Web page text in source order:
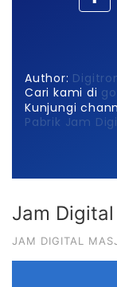
Author:
Cari kami di
Kunjungi
Pabrik Jam
Jam
JAM DIGITAL